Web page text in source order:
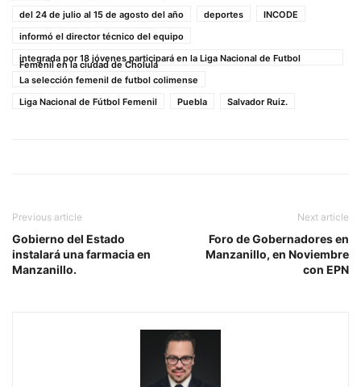
del 24 de julio al 15 de agosto del año
deportes
INCODE
informó el director técnico del equipo
integrada por 18 jóvenes participará en la Liga Nacional de Futbol
Femenil en la ciudad de Cholula
La selección femenil de futbol colimense
Liga Nacional de Fútbol Femenil
Puebla Salvador Ruiz.
Previous article
Gobierno del Estado
instalará una farmacia en
Manzanillo.
Next article
Foro de Gobernadores en
Manzanillo, en Noviembre
con EPN